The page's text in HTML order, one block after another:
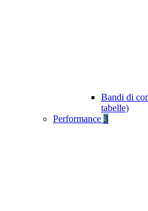
Bandi di
tabelle)
Performance 3